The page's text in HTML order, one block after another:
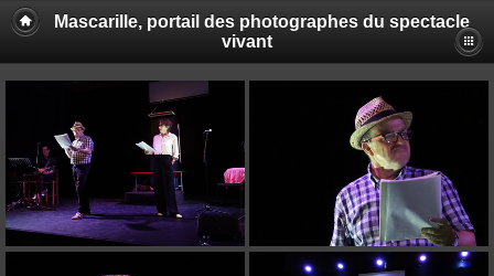
Mascarille, portail des photographes du spectacle
vivant